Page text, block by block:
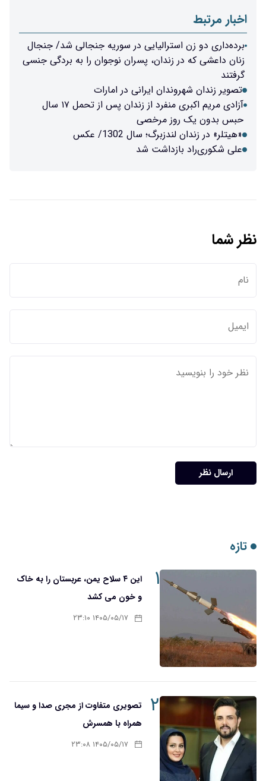
در سوریه جنجالی شد/ جنجال
پسران نوجوان را به بردگی جنسی
ایرانی در امارات
آزادی مریم اکبری منفرد از زندان پس از تحمل ۱۷ سال
سال 1302/ عکس
شد
۱
این ۴ سلاح یمن، عربستان را به خاک
و خون می کشد
۱۴۰۵/۰۵/۱۷ ۲۳:۱۰
۲
تصویری متفاوت از مجری صدا و سیما
همراه با همسرش
۱۴۰۵/۰۵/۱۷ ۲۳:۰۸